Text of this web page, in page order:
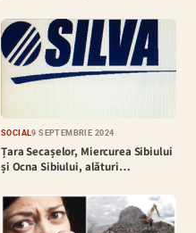
SOCIAL9 SEPTEMBRIE 2024
Țara Secașelor, Miercurea Sibiului
și Ocna Sibiului, alături…